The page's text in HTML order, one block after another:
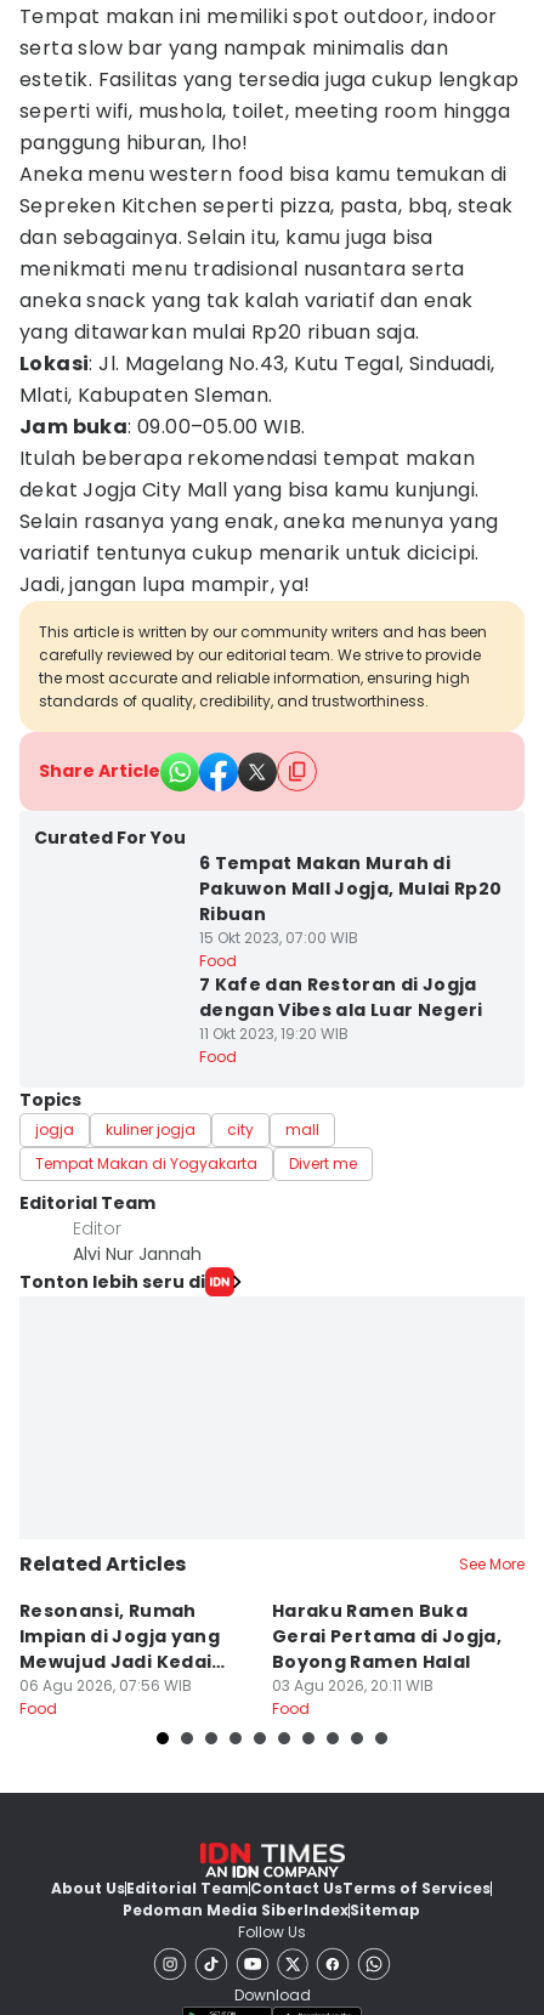
Tempat makan ini memiliki spot outdoor, indoor
serta slow bar yang nampak minimalis dan
estetik. Fasilitas yang tersedia juga cukup lengkap
seperti wifi, mushola, toilet, meeting room hingga
panggung hiburan, lho!
Aneka menu western food bisa kamu temukan di
Sepreken Kitchen seperti pizza, pasta, bbq, steak
dan sebagainya. Selain itu, kamu juga bisa
menikmati menu tradisional nusantara serta
aneka snack yang tak kalah variatif dan enak
yang ditawarkan mulai Rp20 ribuan saja.
Lokasi: Jl. Magelang No.43, Kutu Tegal, Sinduadi,
Mlati, Kabupaten Sleman.
Jam buka: 09.00–05.00 WIB.
Itulah beberapa rekomendasi tempat makan
dekat Jogja City Mall yang bisa kamu kunjungi.
Selain rasanya yang enak, aneka menunya yang
variatif tentunya cukup menarik untuk dicicipi.
Jadi, jangan lupa mampir, ya!
This article is written by our community writers and has been
carefully reviewed by our editorial team. We strive to provide
the most accurate and reliable information, ensuring high
standards of quality, credibility, and trustworthiness.
Share Article
Curated For You
6 Tempat Makan Murah di
Pakuwon Mall Jogja, Mulai Rp20
Ribuan
15 Okt 2023, 07:00 WIB
Food
7 Kafe dan Restoran di Jogja
dengan Vibes ala Luar Negeri
11 Okt 2023, 19:20 WIB
Food
Topics
jogja kuliner jogja city
mall
Tempat Makan di Yogyakarta
Divert me
Editorial Team
Editor
Alvi Nur Jannah
Tonton lebih seru di
Related Articles See More
Resonansi, Rumah
Impian di Jogja yang
Mewujud Jadi Kedai
Ramen dan Burger
06 Agu 2026, 07:56 WIB
Food
Haraku Ramen Buka
Gerai Pertama di Jogja,
Boyong Ramen Halal
03 Agu 2026, 20:11 WIB
Food
About UsEditorial TeamContact UsTerms of Services
Pedoman Media SiberIndexSitemap
Follow Us
Download